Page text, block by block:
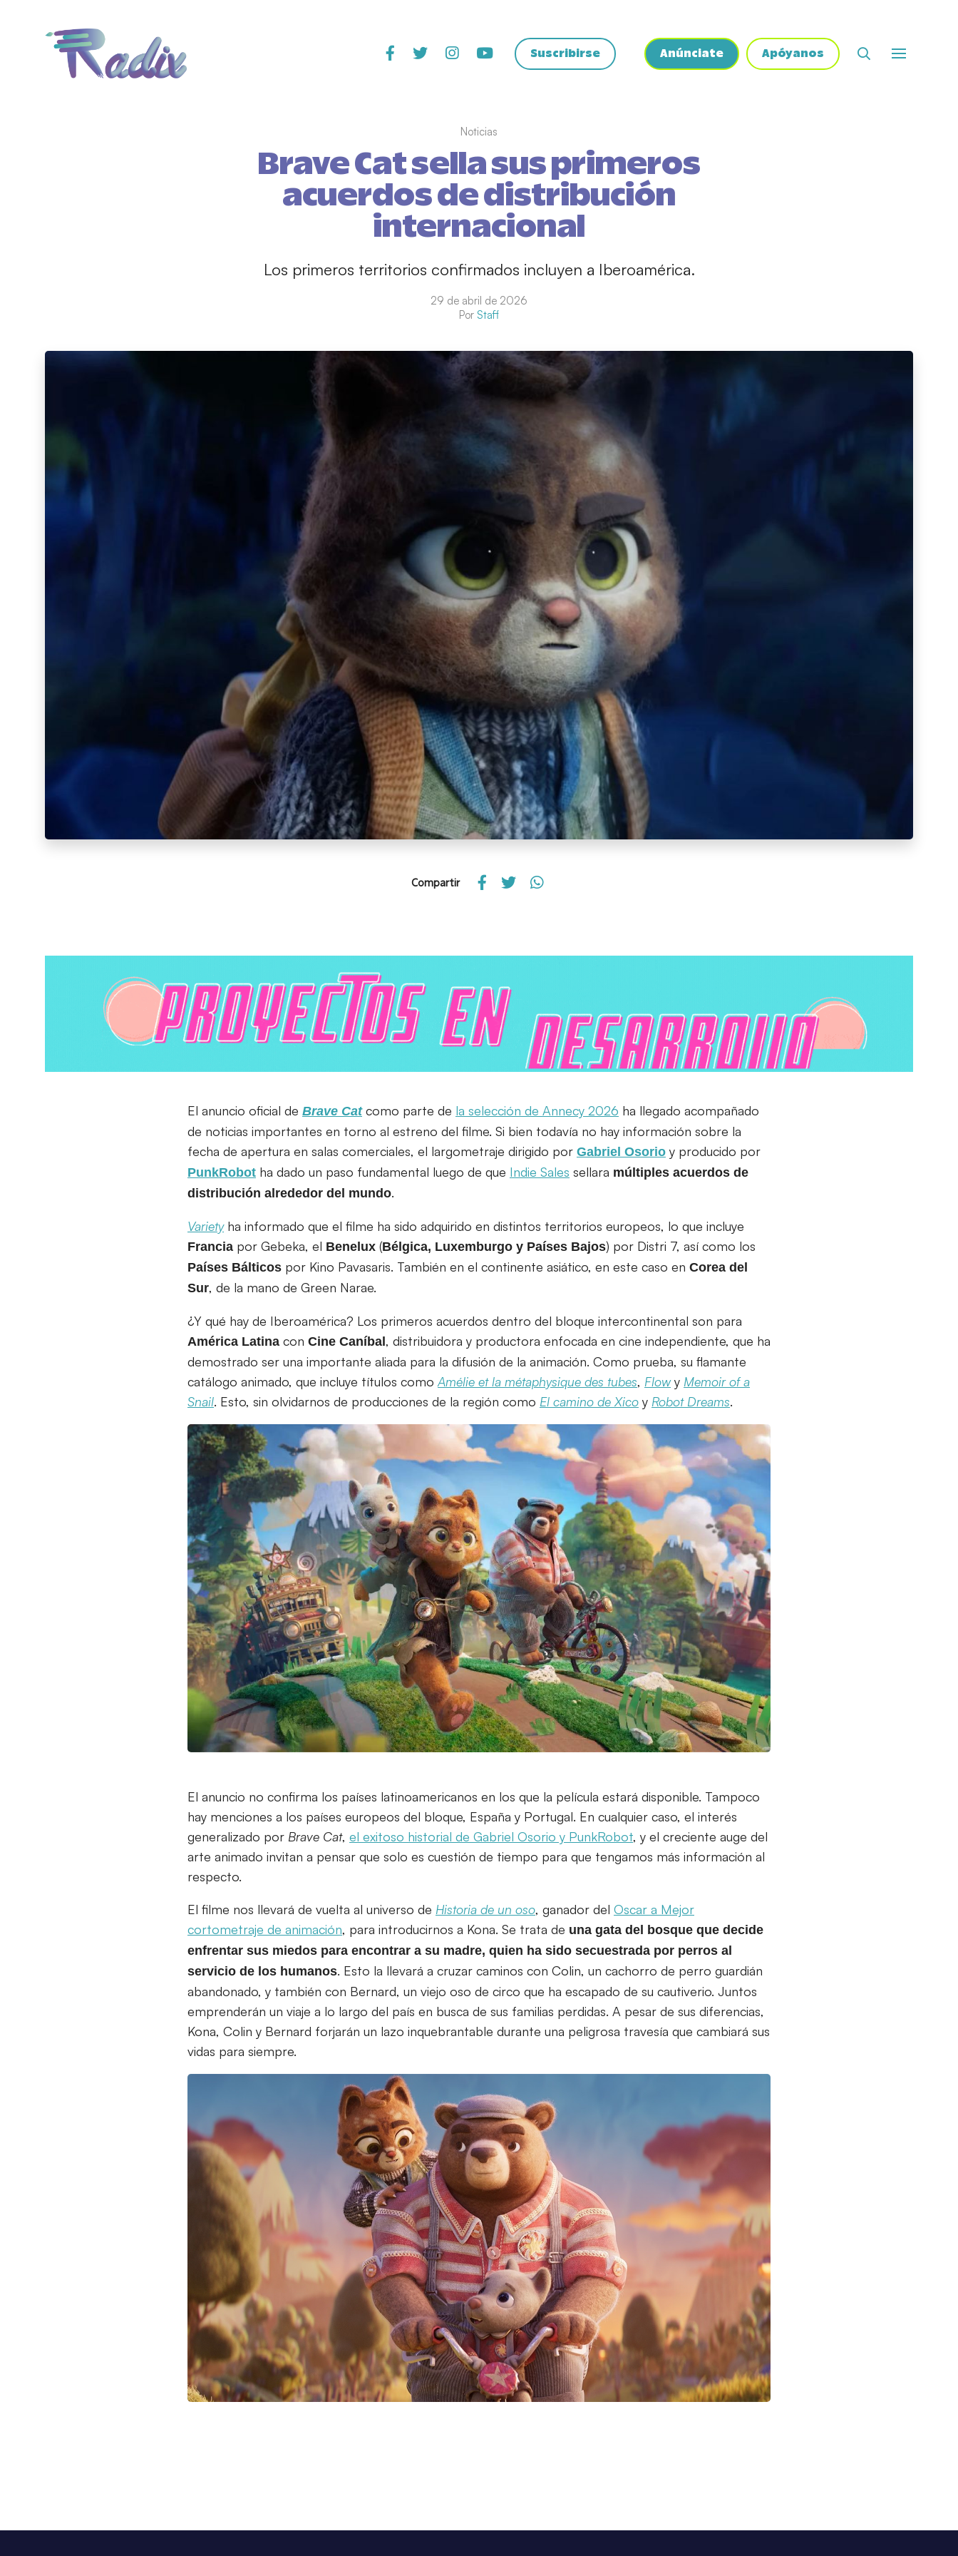
Suscribirse Anúnciate Apóyanos
Noticias
Brave Cat sella sus primeros
acuerdos de distribución
internacional
Los primeros territorios confirmados incluyen a Iberoamérica.
29 de abril de 2026
Por Staff
Compartir
El anuncio oficial de Brave Catcomo parte de la selección de Annecy 2026 ha llegado acompañado
de noticias importantes en torno al estreno del filme. Si bien todavía no hay información sobre la
fecha de apertura en salas comerciales, el largometraje dirigido por Gabriel Osorio y producido por
PunkRobot ha dado un paso fundamental luego de que Indie Sales sellara múltiples acuerdos de
distribución alrededor del mundo.
Varietyha informado que el filme ha sido adquirido en distintos territorios europeos, lo que incluye
Francia por Gebeka, el Benelux (Bélgica, Luxemburgo y Países Bajos) por Distri 7, así como los
Países Bálticos por Kino Pavasaris. También en el continente asiático, en este caso en Corea del
Sur, de la mano de Green Narae.
¿Y qué hay de Iberoamérica? Los primeros acuerdos dentro del bloque intercontinental son para
América Latina con Cine Caníbal, distribuidora y productora enfocada en cine independiente, que ha
demostrado ser una importante aliada para la difusión de la animación. Como prueba, su flamante
catálogo animado, que incluye títulos como Amélie et la métaphysique des tubes, Flowy Memoir of a
Snail. Esto, sin olvidarnos de producciones de la región como El camino de Xico y Robot Dreams.
El anuncio no confirma los países latinoamericanos en los que la película estará disponible. Tampoco
hay menciones a los países europeos del bloque, España y Portugal. En cualquier caso, el interés
generalizado por Brave Cat, el exitoso historial de Gabriel Osorio y PunkRobot, y el creciente auge del
arte animado invitan a pensar que solo es cuestión de tiempo para que tengamos más información al
respecto.
El filme nos llevará de vuelta al universo de Historia de un oso, ganador del Oscar a Mejor
cortometraje de animación, para introducirnos a Kona. Se trata de una gata del bosque que decide
enfrentar sus miedos para encontrar a su madre, quien ha sido secuestrada por perros al
servicio de los humanos. Esto la llevará a cruzar caminos con Colin, un cachorro de perro guardián
abandonado, y también con Bernard, un viejo oso de circo que ha escapado de su cautiverio. Juntos
emprenderán un viaje a lo largo del país en busca de sus familias perdidas. A pesar de sus diferencias,
Kona, Colin y Bernard forjarán un lazo inquebrantable durante una peligrosa travesía que cambiará sus
vidas para siempre.